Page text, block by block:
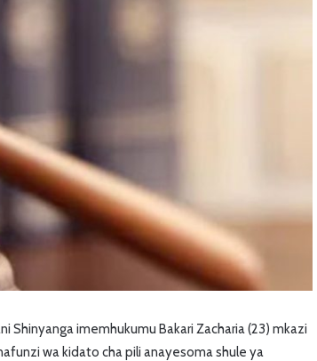
Shinyanga imemhukumu Bakari Zacharia (23) mkazi
wa kidato cha pili anayesoma shule ya